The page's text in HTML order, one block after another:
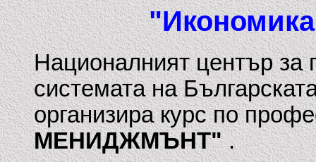
Националният център за
системата на
организира курс по
МЕНИДЖМЪНТ".